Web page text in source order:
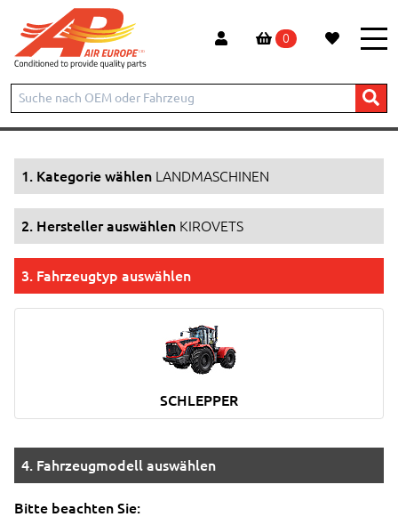
0
Start Produkte LANDMASCHINEN
1. Kategorie wählen LANDMASCHINEN
2. Hersteller auswählen KIROVETS
3. Fahrzeugtyp auswählen
SCHLEPPER
4. Fahrzeugmodell auswählen
Bitte beachten Sie: